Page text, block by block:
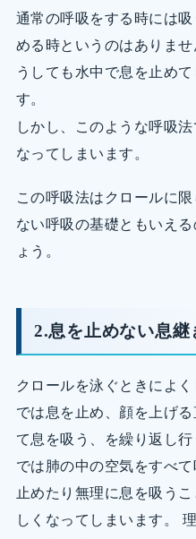
通常の呼吸をする時には
める時というのはありま
うしても水中で息を止め
す。
しかし、このような呼吸
なってしまいます。
この呼吸法はクロールに
ない呼吸の基礎ともいえ
ょう。
2.息を止めない息継
クロールを泳ぐときによ
では息を止め、顔を上げ
て息を吸う、を繰り返し
では肺の中の空気をすべ
止めたり無理に息を吸う
しくなってしまいます。